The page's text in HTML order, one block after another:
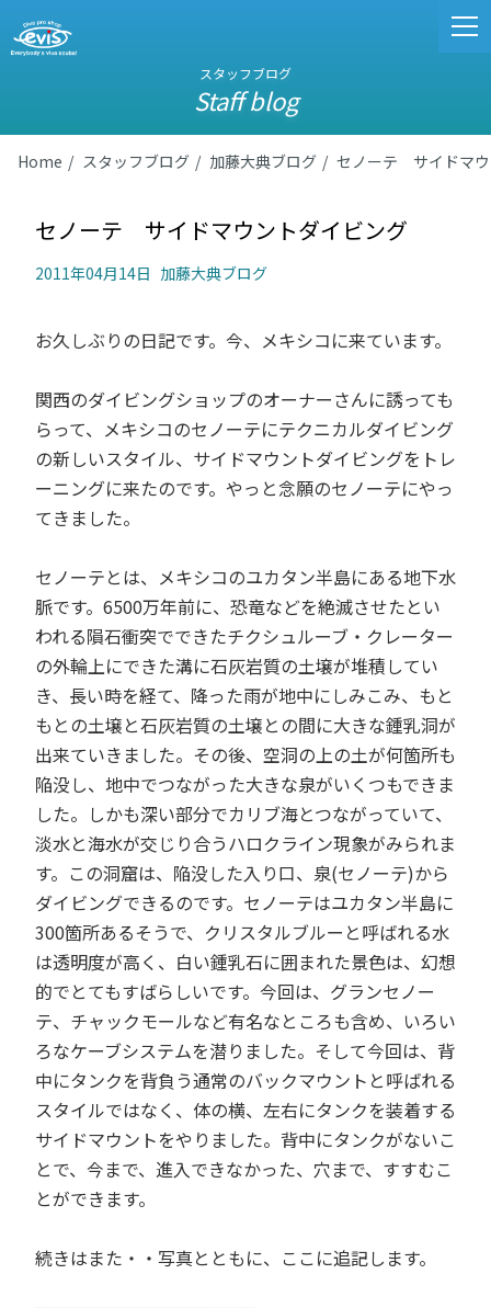
スタッフブログ
Staff blog
Home スタッフブログ 加藤大典ブログ セノーテ サイドマ
セノーテ サイドマウントダイビング
2011年04月14日 加藤大典ブログ
お久しぶりの日記です。今、メキシコに来ています。
関西のダイビングショップのオーナーさんに誘っても
らって、メキシコのセノーテにテクニカルダイビング
の新しいスタイル、サイドマウントダイビングをトレ
ーニングに来たのです。やっと念願のセノーテにやっ
てきました。
セノーテとは、メキシコのユカタン半島にある地下水
脈です。6500万年前に、恐竜などを絶滅させたとい
われる隕石衝突でできたチクシュルーブ・クレーター
の外輪上にできた溝に石灰岩質の土壌が堆積してい
き、長い時を経て、降った雨が地中にしみこみ、もと
もとの土壌と石灰岩質の土壌との間に大きな鍾乳洞が
出来ていきました。その後、空洞の上の土が何箇所も
陥没し、地中でつながった大きな泉がいくつもできま
した。しかも深い部分でカリブ海とつながっていて、
淡水と海水が交じり合うハロクライン現象がみられま
す。この洞窟は、陥没した入り口、泉(セノーテ)から
ダイビングできるのです。セノーテはユカタン半島に
300箇所あるそうで、クリスタルブルーと呼ばれる水
は透明度が高く、白い鍾乳石に囲まれた景色は、幻想
的でとてもすばらしいです。今回は、グランセノー
テ、チャックモールなど有名なところも含め、いろい
ろなケーブシステムを潜りました。そして今回は、背
中にタンクを背負う通常のバックマウントと呼ばれる
スタイルではなく、体の横、左右にタンクを装着する
サイドマウントをやりました。背中にタンクがないこ
とで、今まで、進入できなかった、穴まで、すすむこ
とができます。
続きはまた・・写真とともに、ここに追記します。